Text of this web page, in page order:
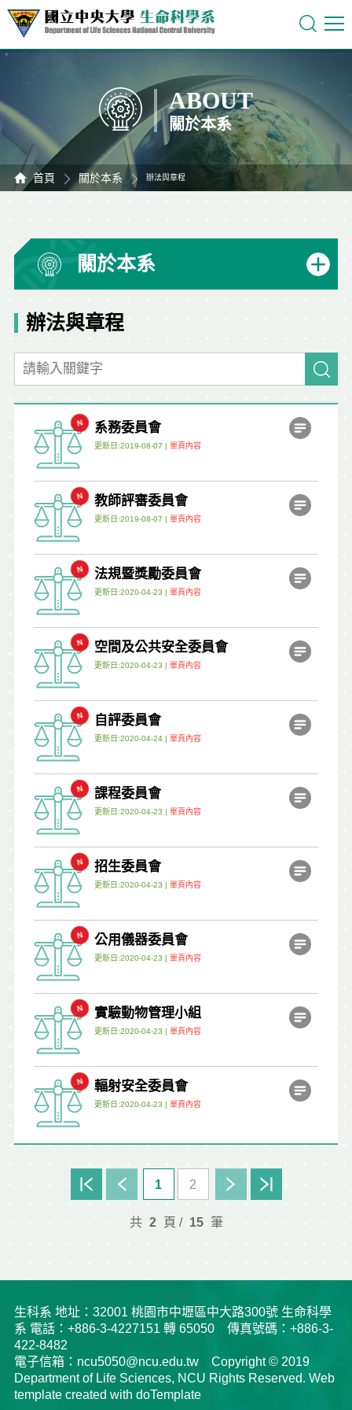
ABOUT
關於本系
首頁 關於本系 辦法與章程
關於本系
辦法與章程
系務委員會
更新日:2019-08-07 | 單頁內容
教師評審委員會
更新日:2019-08-07 | 單頁內容
法規暨獎勵委員會
更新日:2020-04-23 | 單頁內容
空間及公共安全委員會
更新日:2020-04-23 | 單頁內容
自評委員會
更新日:2020-04-24 | 單頁內容
課程委員會
更新日:2020-04-23 | 單頁內容
招生委員會
更新日:2020-04-23 | 單頁內容
公用儀器委員會
更新日:2020-04-23 | 單頁內容
實驗動物管理小組
更新日:2020-04-23 | 單頁內容
輻射安全委員會
更新日:2020-04-23 | 單頁內容
1 2
共 2 頁 / 15 筆
生科系 地址：32001 桃園市中壢區中大路300號 生命科學
系 電話：+886-3-4227151 轉 65050 傳真號碼：+886-3-
422-8482
電子信箱：ncu5050@ncu.edu.tw Copyright © 2019
Department of Life Sciences, NCU Rights Reserved. Web
template created with doTemplate